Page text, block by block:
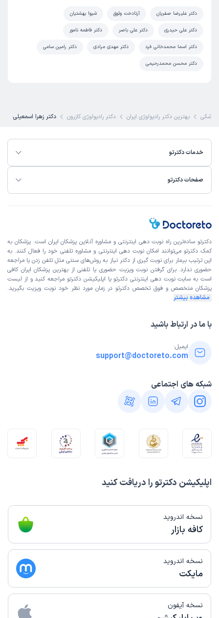
دکتر علیرضا صفریان آرتادخت وثوق شیوا بهشتیان
دکتر علی حیدری دکتر علی باصر دکتر فاطمه نامور
دکتر اسما محمدخانی فرد دکتر مهدی مرادی دکتر رامین سامی
دکتر محسن محمدرحیمی
بهترین دکتر رادیولوژی ایران دکتر رادیولوژی کازرون دکتر زهرا اسمعیلی
خدمات دکترتو
صفحات دکترتو
اپلیکیشن دکترتو را دریافت کنید
نسخه اندروید
کافه بازار
نسخه اندروید
مایکت
نسخه آیفون
دکترتو ساده‌ترین راه نوبت‌ دهی اینترنتی و مشاوره آنلاین پزشکان ایران است. پزشکان به
کمک دکترتو می‌توانند امکان نوبت دهی اینترنتی و مشاوره تلفنی خود را فعال کنند. به
این ترتیب بیمار برای نوبت گیری از دکتر نیاز به روش‌های سنتی مثل تلفن زدن یا مراجعه
حضوری ندارد. برای گرفتن نوبت ویزیت حضوری یا تلفنی از بهترین پزشکان ایران کافی
است به سایت نوبت دهی اینترنتی دکترتو یا اپلیکیشن دکترتو مراجعه کنید و از لیست
پزشکان متخصص و فوق تخصص دکترتو در زمان مورد نظر خود نوبت ویزیت بگیرید.
مشاهده بیشتر
با ما در ارتباط باشید
ایمیل:
support@doctoreto.com
شبکه های اجتماعی